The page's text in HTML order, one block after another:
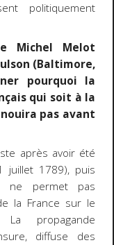
politiquement
Michel Melot
(Baltimore,
pourquoi la
qui soit à la
pas avant
après avoir été
juillet 1789), puis
ne permet pas
la France sur le
propagande
diffuse des